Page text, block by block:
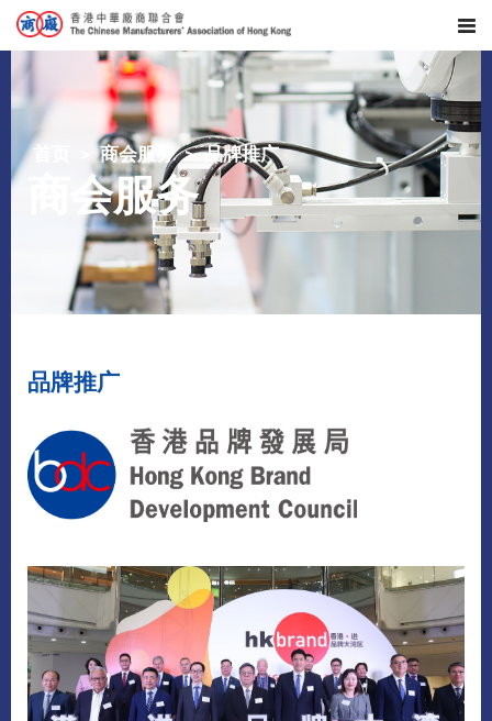
首页 商会服务 品牌推广
商会服务
品牌推广